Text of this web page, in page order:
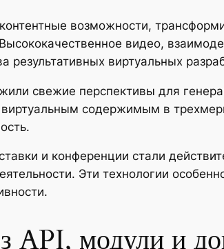
возможности,
видео,
виртуальных
свежие перспективы для
виртуальным содержимым в
и конференции стали
Эти технологии
API, модули и